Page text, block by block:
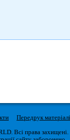
Передрук
Всі права захищені.